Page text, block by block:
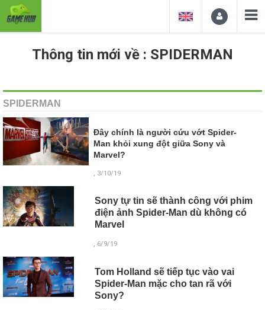
Thông tin mới về : SPIDERMAN
SPIDERMAN
Đây chính là người cứu vớt Spider-
Man khỏi xung đột giữa Sony và
Marvel?
, 3/10/19
Sony tự tin sẽ thành công với phim
điện ảnh Spider-Man dù không có
Marvel
, 6/9/19
Tom Holland sẽ tiếp tục vào vai
Spider-Man mặc cho tan rã với
Sony?